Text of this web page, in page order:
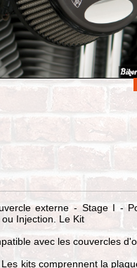
externe - Stage I -
Injection. Le Kit
avec les couvercles
kits comprennent la